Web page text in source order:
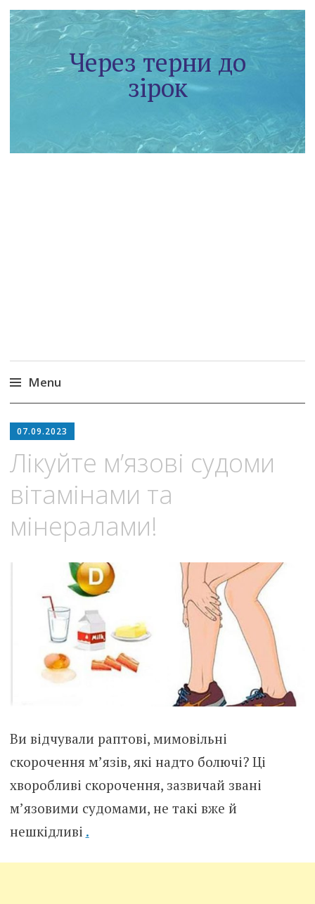
Через терни до
зірок
Menu
to
07.09.2023
Лікуйте м’язові судоми
вітамінами та
мінералами!
Ви відчували раптові, мимовільні
скорочення м’язів, які надто болючі? Ці
хворобливі скорочення, зазвичай звані
м’язовими судомами, не такі вже й
нешкідливі .